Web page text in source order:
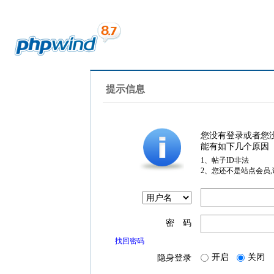
提示信息
您没有登录或者您
能有如下几个原因
1、帖子ID非法
2、您还不是站点会员
密 码
找回密码
隐身登录 开启 关闭